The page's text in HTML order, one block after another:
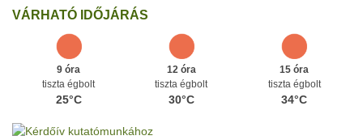
VÁRHATÓ IDŐJÁRÁS
9 óra
tiszta égbolt
25°C
12 óra
tiszta égbolt
30°C
15 óra
tiszta égbolt
34°C